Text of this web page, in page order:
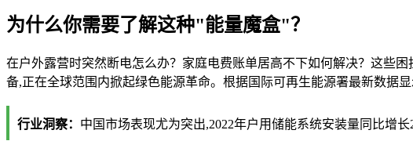
为什么你需要了解这种"能量魔盒"？
在户外露营时突然断电怎么办？家庭电费账单居高不下如何解决？这些
备,正在全球范围内掀起绿色能源革命。根据国际可再生能源署最新数据
行业洞察： 中国市场表现尤为突出,2022年户用储能系统安装量同比增长